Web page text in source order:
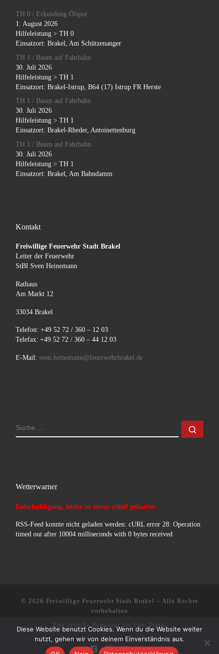
TH 0 / Erkundung Ölspur
1. August 2026
Hilfeleistung > TH 0
Einsatzort: Brakel, Am Schützenanger
TH 1 / Baum auf Fahrbahn
30. Juli 2026
Hilfeleistung > TH 1
Einsatzort: Brakel-Istrup, B64 (17) Istrup FR Herste
TH 1 / Baum auf Fahrbahn
30. Juli 2026
Hilfeleistung > TH 1
Einsatzort: Brakel-Rheder, Antoinettenburg
TH 1 / Baum auf Fahrbahn
30. Juli 2026
Hilfeleistung > TH 1
Einsatzort: Brakel, Am Bahndamm
Kontakt
Freiwillige Feuerwehr Stadt Brakel
Leiter der Feuerwehr
StBI Sven Heinemann
Rathaus
Am Markt 12
33034 Brakel
Telefon: +49 52 72 / 360 – 12 03
Telefax: +49 52 72 / 360 – 44 12 03
E-Mail: sven.heinemann@feuerwehrbrakel.de
SUCHE
Wetterwarner
Entschuldigung, leider ist etwas schief gelaufen.
RSS-Feed konnte nicht geladen werden: cURL error 28: Operation
timed out after 10004 milliseconds with 0 bytes received
© 2026 Freiwillige Feuerwehr Stadt Brakel – Alle Rechte
vorbehalten
Eine offizelle Homepage der Stadt Brakel
Diese Website benutzt Cookies. Wenn du die Website weiter
nutzt, gehen wir von deinem Einverständnis aus.